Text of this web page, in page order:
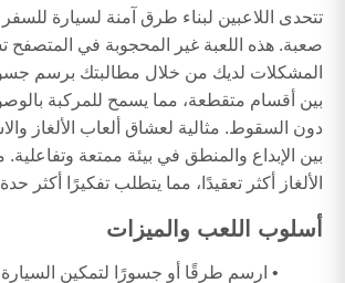
تتحدى اللاعبين لبناء طرق آمنة لسيارة
صعبة. هذه اللعبة غير المحجوبة في
المشكلات لديك من خلال مطالبتك برسم
بين أقسام متقطعة، مما يسمح للمركبة
دون السقوط. مثالية لعشاق ألعاب الألغاز
بين الإبداع والمنطق في بيئة ممتعة
الألغاز أكثر تعقيدًا، مما يتطلب تفكيرًا أكثر
أسلوب اللعب والميزات
ارسم طرقًا أو جسورًا لتمكين